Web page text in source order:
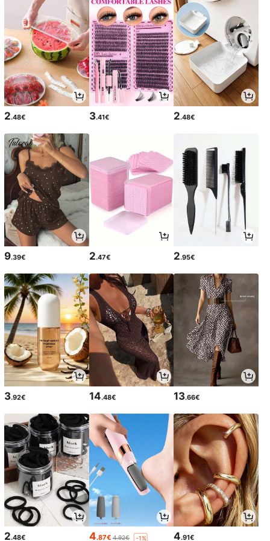
2.48€ 3.41€ 2.48€
9.39€ 2.47€ 2.95€
3.92€ 14.48€ 13.66€
2.48€ 4.87€ 4.92€ -1% 4.91€